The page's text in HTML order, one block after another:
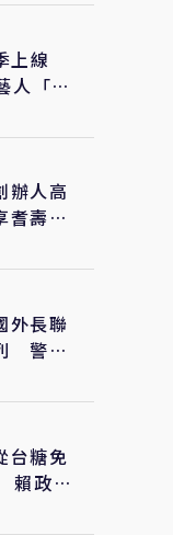
上線
「方
辦人高
壽90
外長聯
警告
脫軌
台糖免
賴政府
？